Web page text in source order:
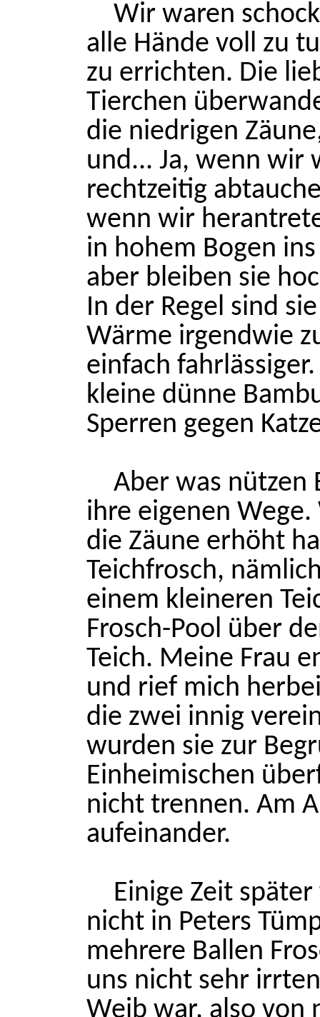
Wir waren
alle Hände voll zu
zu errichten. Die
Tierchen
die niedrigen
und... Ja, wenn wir
rechtzeitig
wenn wir
in hohem Bogen
aber bleiben sie
In der Regel sind
Wärme irgendwie
einfach
kleine dünne
Sperren gegen
Aber was nützen
ihre eigenen
die Zäune erhöht
Teichfrosch,
einem kleineren
Frosch-Pool über
Teich. Meine Frau
und rief mich
die zwei innig
wurden sie zur
Einheimischen
nicht trennen. Am
aufeinander.
Einige Zeit
nicht in Peters
mehrere Ballen
uns nicht sehr
Weib war, also von